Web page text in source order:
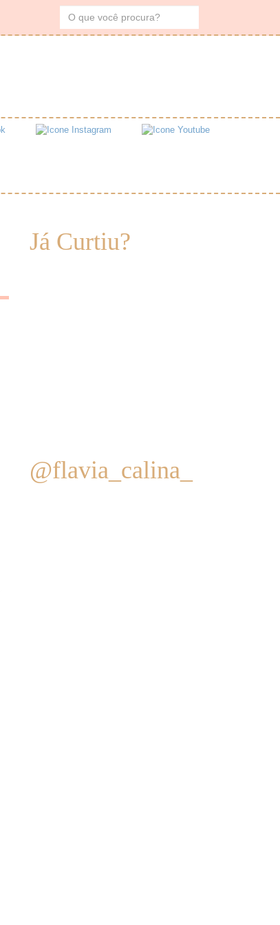
Já Curtiu?
@flavia_calina_